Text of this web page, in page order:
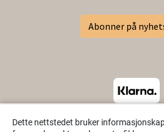
Dette nettstedet bruker
Abonner på